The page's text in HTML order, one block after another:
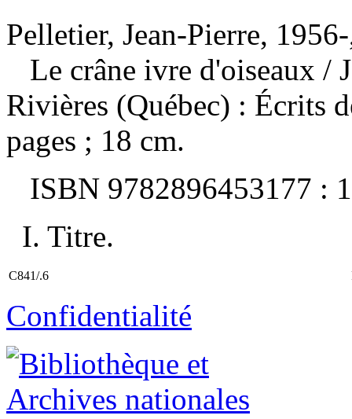
Pelletier, Jean-Pierre,
Le crâne ivre d'oiseaux /
Rivières (Québec) : Écrits
pages ; 18 cm.
ISBN 9782896453177 :
I. Titre.
C841/.6
Confidentialité